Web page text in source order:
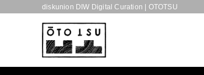
diskunion DIW Digital Curation | OTOTSU